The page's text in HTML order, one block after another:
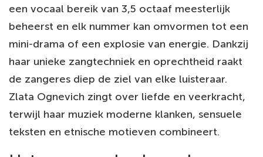
een vocaal bereik van 3,5 octaaf meesterlijk
beheerst en elk nummer kan omvormen tot een
mini-drama of een explosie van energie. Dankzij
haar unieke zangtechniek en oprechtheid raakt
de zangeres diep de ziel van elke luisteraar.
Zlata Ognevich zingt over liefde en veerkracht,
terwijl haar muziek moderne klanken, sensuele
teksten en etnische motieven combineert.